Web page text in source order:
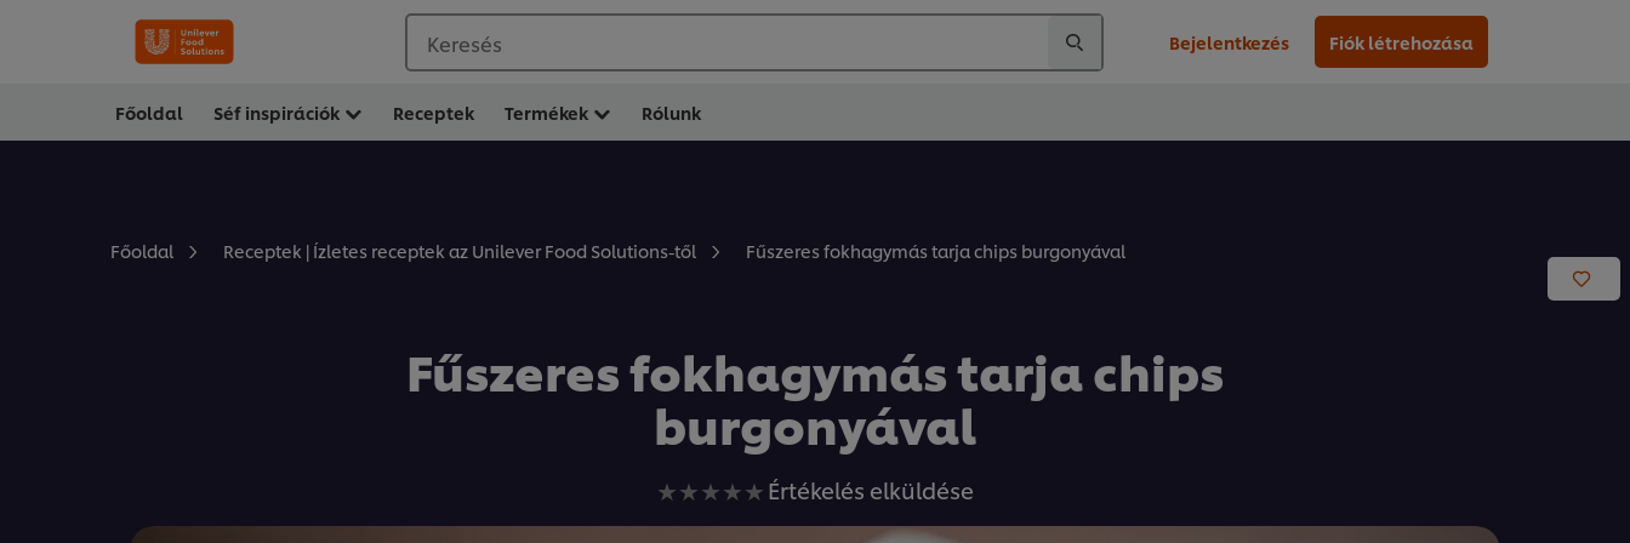
Keresés Bejelentkezés Fiók létrehozása
Főoldal Séf inspirációk Receptek Termékek Rólunk
Főoldal Receptek | Ízletes receptek az Unilever Food Solutions-től Fűszeres fokhagymás tarja chips burgonyával
Fűszeres fokhagymás tarja chips
burgonyával
Nem
küldtek
Értékelés elküldése